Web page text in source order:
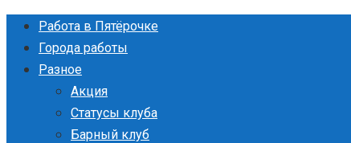
Перейти
контенту
Работа в Пятёрочке
Города работы
Разное
Акция
Статусы клуба
Барный клуб